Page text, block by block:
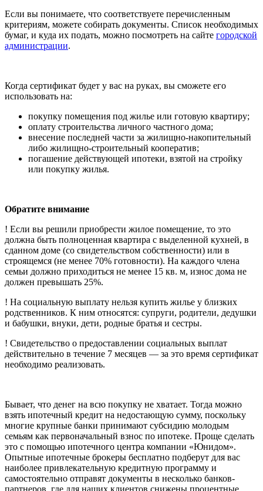
Если вы понимаете, что соответствуете перечисленным
критериям, можете собирать документы. Список необходимых
бумаг, и куда их подать, можно посмотреть на сайте городской
администрации.
Когда сертификат будет у вас на руках, вы сможете его
использовать на:
покупку помещения под жилье или готовую квартиру;
оплату строительства личного частного дома;
внесение последней части за жилищно-накопительный
либо жилищно-строительный кооператив;
погашение действующей ипотеки, взятой на стройку
или покупку жилья.
Обратите внимание
! Если вы решили приобрести жилое помещение, то это
должна быть полноценная квартира с выделенной кухней, в
сданном доме (со свидетельством собственности) или в
строящемся (не менее 70% готовности). На каждого члена
семьи должно приходиться не менее 15 кв. м, износ дома не
должен превышать 25%.
! На социальную выплату нельзя купить жилье у близких
родственников. К ним относятся: супруги, родители, дедушки
и бабушки, внуки, дети, родные братья и сестры.
! Свидетельство о предоставлении социальных выплат
действительно в течение 7 месяцев — за это время сертификат
необходимо реализовать.
Бывает, что денег на всю покупку не хватает. Тогда можно
взять ипотечный кредит на недостающую сумму, поскольку
многие крупные банки принимают субсидию молодым
семьям как первоначальный взнос по ипотеке. Проще сделать
это с помощью ипотечного центра компании «Юнидом».
Опытные ипотечные брокеры бесплатно подберут для вас
наиболее привлекательную кредитную программу и
самостоятельно отправят документы в несколько банков-